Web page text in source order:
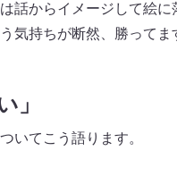
話からイメージして絵
気持ちが断然、勝ってま
」
いてこう語ります。